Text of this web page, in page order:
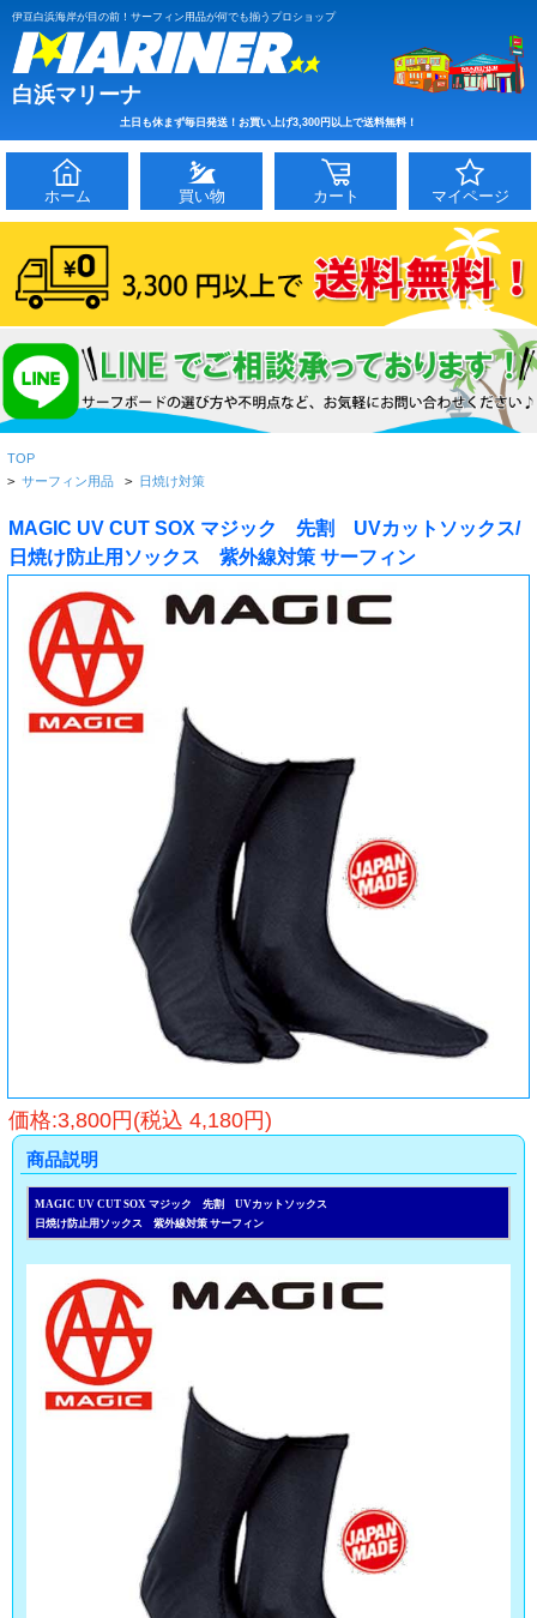
伊豆白浜海岸が目の前！サーフィン用品が何でも揃うプロショップ
白浜マリーナ
土日も休まず毎日発送！お買い上げ3,300円以上で送料無料！
ホーム 買い物 カート マイページ
TOP
> サーフィン用品 > 日焼け対策
MAGIC UV CUT SOX マジック 先割 UVカットソックス/
日焼け防止用ソックス 紫外線対策 サーフィン
価格:3,800円(税込 4,180円)
商品説明
MAGIC UV CUT SOX マジック 先割 UVカットソックス
日焼け防止用ソックス 紫外線対策 サーフィン